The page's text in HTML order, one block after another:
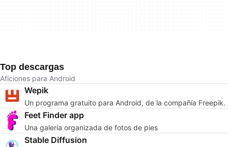
Top descargas
Aficiones para Android
Wepik
Un programa gratuito para Android, de la compañía Freepik.
Feet Finder app
Una galería organizada de fotos de pies
Stable Diffusion